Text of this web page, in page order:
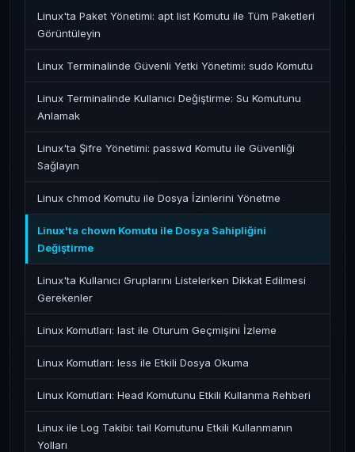
Linux'ta Paket Yönetimi: apt list Komutu ile Tüm Paketleri
Görüntüleyin
Linux Terminalinde Güvenli Yetki Yönetimi: sudo Komutu
Linux Terminalinde Kullanıcı Değiştirme: Su Komutunu
Anlamak
Linux'ta Şifre Yönetimi: passwd Komutu ile Güvenliği
Sağlayın
Linux chmod Komutu ile Dosya İzinlerini Yönetme
Linux'ta chown Komutu ile Dosya Sahipliğini
Değiştirme
Linux'ta Kullanıcı Gruplarını Listelerken Dikkat Edilmesi
Gerekenler
Linux Komutları: last ile Oturum Geçmişini İzleme
Linux Komutları: less ile Etkili Dosya Okuma
Linux Komutları: Head Komutunu Etkili Kullanma Rehberi
Linux ile Log Takibi: tail Komutunu Etkili Kullanmanın
Yolları